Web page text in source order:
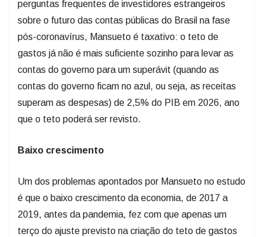
perguntas frequentes de investidores estrangeiros
sobre o futuro das contas públicas do Brasil na fase
pós-coronavírus, Mansueto é taxativo: o teto de
gastos já não é mais suficiente sozinho para levar as
contas do governo para um superávit (quando as
contas do governo ficam no azul, ou seja, as receitas
superam as despesas) de 2,5% do PIB em 2026, ano
que o teto poderá ser revisto.
Baixo crescimento
Um dos problemas apontados por Mansueto no estudo
é que o baixo crescimento da economia, de 2017 a
2019, antes da pandemia, fez com que apenas um
terço do ajuste previsto na criação do teto de gastos